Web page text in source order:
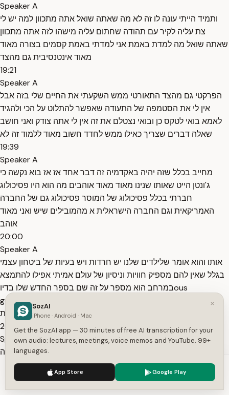
Speaker A
ותמיד הייתי עונה לו זה לא מה שאתה שואל אתה מתכוון למה יש לי
צת עליה לקיר עם תהודה שחתום עליה מישהו לזה אתה מתכוון
שאתה שואל מה למדת באמת אני למדתי באמת קסמים בצורה מאוד
מאוד אינטנסיבית גם מהצד
19:21
Speaker A
הפרקטי גם מהצד התאורטי ממש השקעתי את החיים שלי בזה אבל
אין לי את הסטמפה של התעודה שאפשר להתלוט על הכי ולהגיד
לאמא בואי לטקס כן ובואי נצטלם את זה אין לי אתה צודק ואני חושב
שאלה דברים שצריך כאילו ממש לחדד חשוב מאוד ללמוד זה לא
19:39
Speaker A
מחייב בכלל שזה יהיה באקדמיה זה דבר אחד אז אז בוא נקשה כי
ג'ונטן הייט שאותו שנינו מאוד מאוד אוהבים מה הוא היו פסיכולוג
חברתי בכלל פסיכולוג של המוסר פסיכולוג גם של החברה
האמריקאית וגם החברה הישראלית א מהמובילים שיש ואני מאוד
אוהב
20:00
Speaker A
אותו והוא אומר שלילדים שלנו יש חרדות ויש בעיות של ביטחון עצמי
בגלל שאין להם מספיק חוויות וניסיון של עולם אמיתי אפילו להתמצא
במרחב הוא מספר על זה שם בספר החדש שלו בדיוous
generation על איזה א הורים שהוא ליוה א באחד המחקרים שלו
שהאמא אומרת
20:23
Speaker A
אני לא מוכנה שהילדה שלי בת 16 תיסה בסבו לבד אז הוא אומר לה
תגידי לי מתי כן כי בת 16 זה כבר גדול לכל הדעות אפילו אה מיועתנו
אה נו איך קוראים לו נו נוע קירל כבר פרצה בגיל 16
20:40
We use cookies to enhance your experience.
×
SozAI
iPhone · Android · Mac
Get the SozAI app — 30 minutes of free AI transcription for your
own audio: lectures, meetings, voice memos and YouTube. 99+
languages.
App Store Google Play